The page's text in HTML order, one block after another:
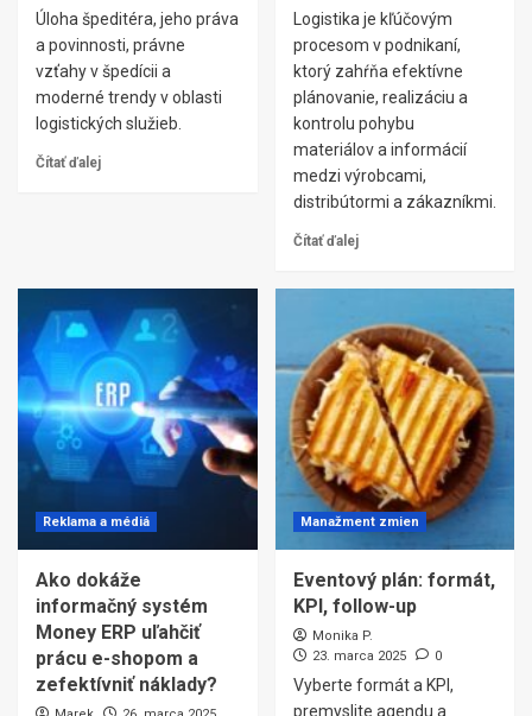
Úloha špeditéra, jeho práva
a povinnosti, právne
vzťahy v špedícii a
moderné trendy v oblasti
logistických služieb.
Čítať ďalej
Logistika je kľúčovým
procesom v podnikaní,
ktorý zahŕňa efektívne
plánovanie, realizáciu a
kontrolu pohybu
materiálov a informácií
medzi výrobcami,
distribútormi a zákazníkmi.
Čítať ďalej
Reklama a médiá
Ako dokáže
informačný systém
Money ERP uľahčiť
prácu e-shopom a
zefektívniť náklady?
Manažment zmien
Eventový plán: formát,
KPI, follow-up
Monika P.
23. marca 2025
0
Vyberte formát a KPI,
premyslite agendu a